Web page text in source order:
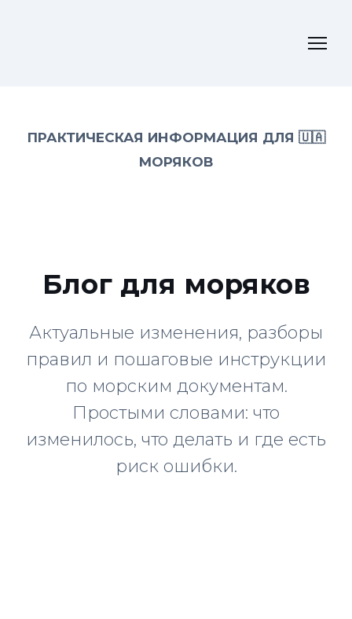
ПРАКТИЧЕСКАЯ ИНФОРМАЦИЯ ДЛЯ 🇺🇦
МОРЯКОВ
Блог для моряков
Актуальные изменения, разборы
правил и пошаговые инструкции
по морским документам.
Простыми словами: что
изменилось, что делать и где есть
риск ошибки.